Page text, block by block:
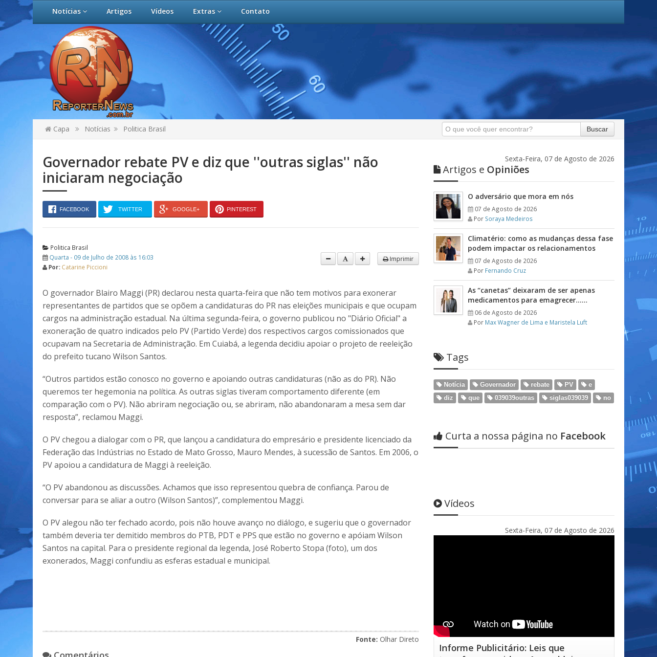
Notícias Artigos Vídeos Extras Contato
Capa Notícias Politica Brasil Buscar
Governador rebate PV e diz que ''outras siglas'' não
iniciaram negociação
FACEBOOK TWITTER GOOGLE+ PINTEREST
Politica Brasil
Quarta - 09 de Julho de 2008 às 16:03
Por: Catarine Piccioni
Imprimir
O governador Blairo Maggi (PR) declarou nesta quarta-feira que não tem motivos para exonerar
representantes de partidos que se opõem a candidaturas do PR nas eleições municipais e que ocupam
cargos na administração estadual. Na última segunda-feira, o governo publicou no "Diário Oficial" a
exoneração de quatro indicados pelo PV (Partido Verde) dos respectivos cargos comissionados que
ocupavam na Secretaria de Administração. Em Cuiabá, a legenda decidiu apoiar o projeto de reeleição
do prefeito tucano Wilson Santos.
“Outros partidos estão conosco no governo e apoiando outras candidaturas (não as do PR). Não
queremos ter hegemonia na política. As outras siglas tiveram comportamento diferente (em
comparação com o PV). Não abriram negociação ou, se abriram, não abandonaram a mesa sem dar
resposta”, reclamou Maggi.
O PV chegou a dialogar com o PR, que lançou a candidatura do empresário e presidente licenciado da
Federação das Indústrias no Estado de Mato Grosso, Mauro Mendes, à sucessão de Santos. Em 2006, o
PV apoiou a candidatura de Maggi à reeleição.
“O PV abandonou as discussões. Achamos que isso representou quebra de confiança. Parou de
conversar para se aliar a outro (Wilson Santos)”, complementou Maggi.
O PV alegou não ter fechado acordo, pois não houve avanço no diálogo, e sugeriu que o governador
também deveria ter demitido membros do PTB, PDT e PPS que estão no governo e apóiam Wilson
Santos na capital. Para o presidente regional da legenda, José Roberto Stopa (foto), um dos
exonerados, Maggi confundiu as esferas estadual e municipal.
Fonte: Olhar Direto
Sexta-Feira, 07 de Agosto de 2026
Artigos e Opiniões
O adversário que mora em nós
07 de Agosto de 2026
Por Soraya Medeiros
Climatério: como as mudanças dessa fase
podem impactar os relacionamentos
07 de Agosto de 2026
Por Fernando Cruz
As “canetas” deixaram de ser apenas
medicamentos para emagrecer……
06 de Agosto de 2026
Por Max Wagner de Lima e Maristela Luft
Tags
Notícia Governador rebate PV
e
diz
que 039039outras siglas039039 no
Curta a nossa página no Facebook
Vídeos
Sexta-Feira, 07 de Agosto de 2026
Informe Publicitário: Leis que